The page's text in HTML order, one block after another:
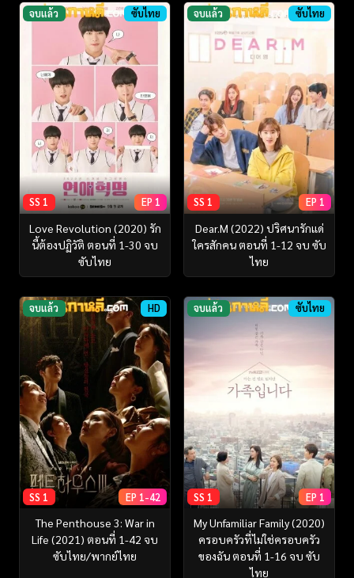
จบแล้ว ซับไทย
SS 1 EP 1
Love Revolution (2020) รัก
นี้ต้องปฏิวัติ ตอนที่ 1-30 จบ
ซับไทย
จบแล้ว ซับไทย
SS 1 EP 1
Dear.M (2022) ปริศนารักแด่
ใครสักคน ตอนที่ 1-12 จบ ซับ
ไทย
จบแล้ว HD
SS 1 EP 1-42
The Penthouse 3: War in
Life (2021) ตอนที่ 1-42 จบ
ซับไทย/พากย์ไทย
จบแล้ว ซับไทย
SS 1 EP 1
My Unfamiliar Family (2020)
ครอบครัวที่ไม่ใช่ครอบครัว
ของฉัน ตอนที่ 1-16 จบ ซับ
ไทย